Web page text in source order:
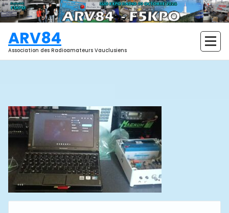
Aller
au
contenu
ARV84
Association des Radioamateurs Vauclusiens